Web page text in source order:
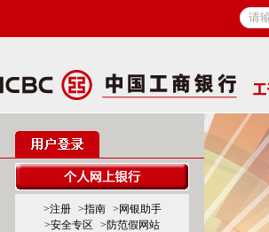
>注册 >指南
>网银助手
>安全专区
>防范假网站